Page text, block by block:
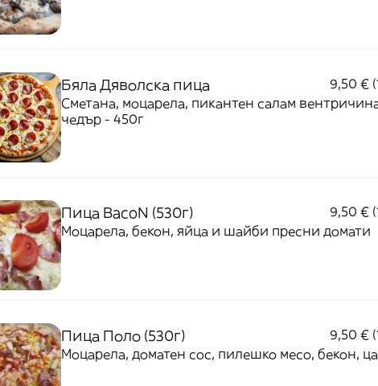
Бяла Дяволска пица
9,50 €
Сметана, моцарела, пикантен салам
чедър - 450г
Пица BacoN (530г)
9,50 €
Моцарела, бекон, яйца и шайби пресни домати
Пица Поло (530г)
9,50 €
Моцарела, доматен сос, пилешко месо, бекон,